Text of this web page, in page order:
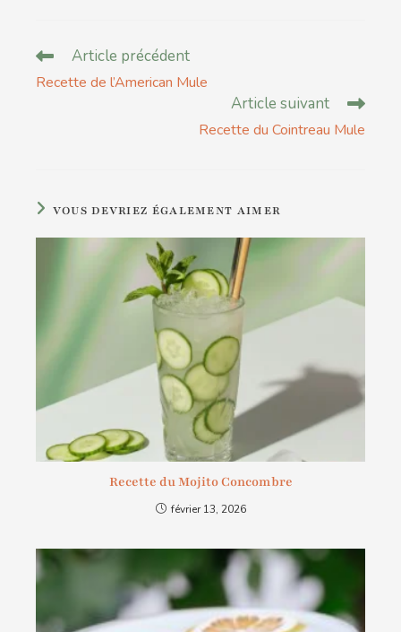
Article précédent
Recette de l’American Mule
Article suivant
Recette du Cointreau Mule
VOUS DEVRIEZ ÉGALEMENT AIMER
Recette du Mojito Concombre
février 13, 2026